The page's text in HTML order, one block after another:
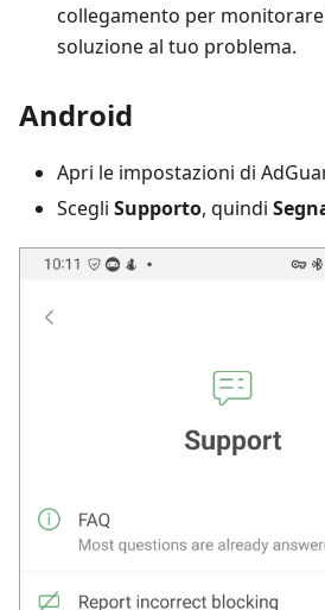
collegamento per
soluzione al tuo problema.
Android
Apri le impostazioni di
Scegli Supporto, quindi